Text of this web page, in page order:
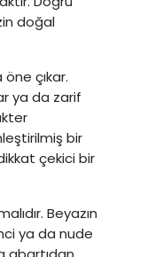
doğal
çıkar.
ya da zarif
bir
çekici bir
Beyazın
ya da nude